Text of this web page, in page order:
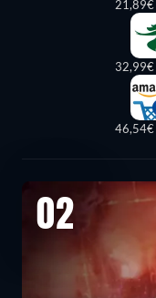
21,89€
32,99€
46,54€
02